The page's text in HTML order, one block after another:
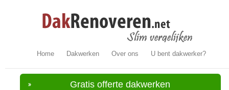
Home Dakwerken Over ons U bent dakwerker?
Gratis offerte dakwerken